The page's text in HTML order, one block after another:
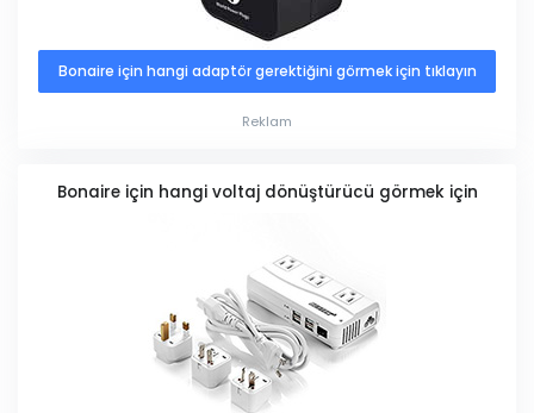
Bonaire için hangi adaptör gerektiğini görmek için tıklayın
Reklam
Bonaire için hangi voltaj dönüştürücü görmek için